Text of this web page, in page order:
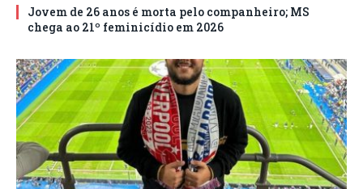
Jovem de 26 anos é morta pelo companheiro; MS
chega ao 21º feminicídio em 2026